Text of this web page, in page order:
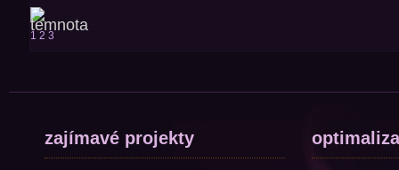
1 2 3
zajímavé projekty